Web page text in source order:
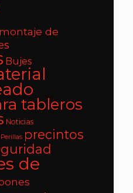
de
Bujes
tableros
Noticias
Perillas precintos
de